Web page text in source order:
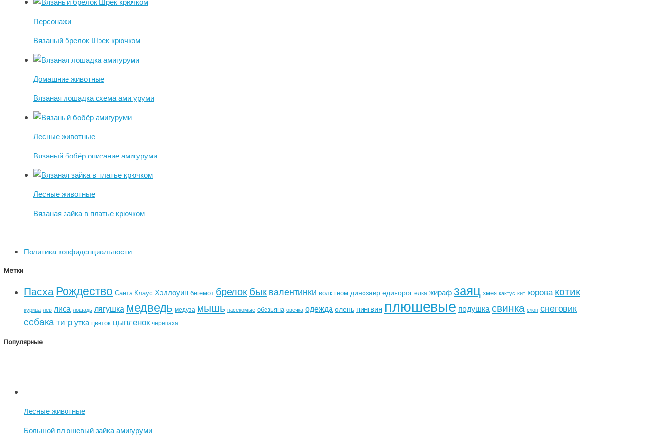
Персонажи
Вязаный брелок Шрек крючком
Домашние животные
Вязаная лошадка схема амигуруми
Лесные животные
Вязаный бобёр описание амигуруми
Лесные животные
Вязаная зайка в платье крючком
Политика конфиденциальности
Метки
ПасхаРождество Санта Клаус Хэллоуин бегемот брелокбыквалентинки волк гном динозавр единорог елка жирафзаяц змея кактус кит корова котик
курица лев лиса лошадь лягушка медведь медуза мышь насекомые обезьяна овечка одежда олень пингвин плюшевые подушка свинка слон снеговик
собака тигрутка цветок цыпленок черепаха
Популярные
Лесные животные
Большой плюшевый зайка амигуруми